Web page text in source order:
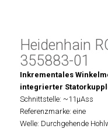
Heidenhain
355883-01
Inkrementales
integrierter
Schnittstelle: ~11µAss
Referenzmarke: eine
Welle: Durchgehende